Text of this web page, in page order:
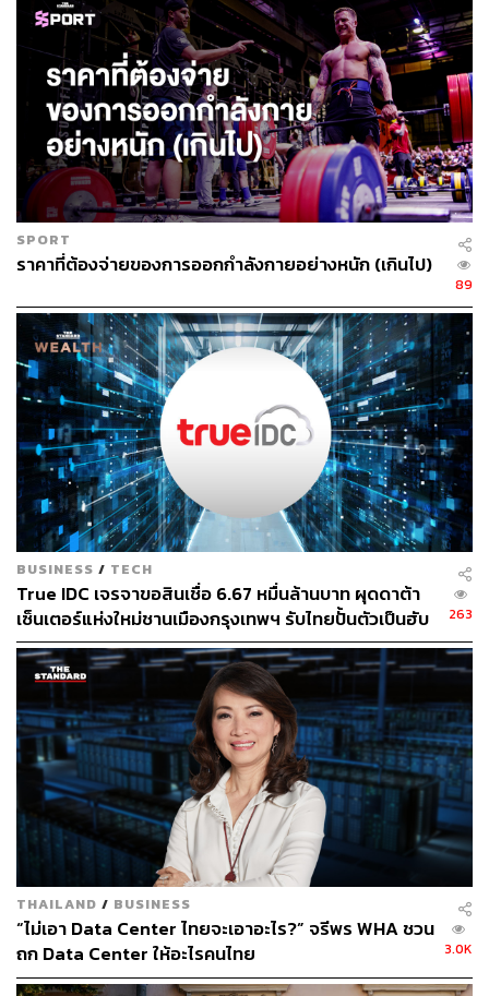
โมเดลธุรกิจที่ต่างจาก Whoop
หน้าตาของ Fitbit Air ละม้ายคล้ายกับอุปกรณ์ของ Whoop
คือเป็นสายผ้านุ่มที่มีชุดแบตเตอรี่และเซ็นเซอร์ติดอยู่ด้านล่าง
แต่ความแตกต่างใหญ่อยู่ที่โมเดลธุรกิจ Google เก็บค่า
ฮาร์ดแวร์ครั้งเดียว พร้อมค่าสมัครสมาชิก Google Health
แบบไม่บังคับ เดือนละ 10 ดอลลาร์ (ราว 322 บาท) ขณะที่
Whoop ไม่คิดค่าฮาร์ดแวร์ แต่เก็บค่าสมาชิกรายปี เริ่มต้นที่
200 ดอลลาร์ (ราว 6,436 บาท)
เมื่อเทียบกับคู่แข่งรายอื่น Fitbit Air ยังมีราคาต่ำกว่า Oura
Ring จาก Oura Health ที่เริ่มต้น 349 ดอลลาร์ (ราว 11,231
บาท) และ Apple Watch SE 3 รุ่นถูกที่สุดของ Apple ที่ 249
ดอลลาร์ (ราว 8,013 บาท) รวมถึง Pixel Watch 4 ของ
Google เองที่ราคา 349 ดอลลาร์ (ราว 11,231 บาท)
Google ยังเปิดตัว Google Health Coach โค้ชด้านฟิตเนส,
การนอน และสุขภาพแบบครบในที่เดียวที่ขับเคลื่อนด้วย
Gemini ซึ่งเปิดให้ใช้สำหรับสมาชิก Google Health Premium
ทำหน้าที่ออกแบบโปรแกรมการออกกำลังกายเฉพาะบุคคล
วิเคราะห์พฤติกรรมการนอน และอื่นๆ โดยจะเปิดอย่างเป็น
ทางการวันที่ 19 พฤษภาคม
ริชิ จันทรา ผู้ดูแลธุรกิจอุปกรณ์สวมใส่และสุขภาพของ
Google ระบุในการสัมภาษณ์ว่า การเปิดตัว Fitbit Air คือจุด
เริ่มต้นการกลับมาของ Fitbit หลังเงียบหายไปหลายปี โดยเขา
มอง Fitbit เป็นแบรนด์ที่จะใช้ทำตลาดกับผู้บริโภคทั่วไป ซึ่ง
ใช้งานได้ทั้งบน iOS และ Android ส่วน Pixel Watch จะ
วางตัวให้กับกลุ่มผู้ใช้ที่ผูกพันกับ Pixel และ Android อยู่แล้ว
“เราเชื่อว่าคลื่นนวัตกรรมต่อไปของเทคโนโลยีสวมใส่ จะก้าว
ข้ามจากการให้ข้อมูลเฉยๆ ไปสู่การช่วยให้คุณตีความและ
ลงมือทำตามข้อมูลเหล่านั้นได้” จันทรากล่าว
SPORT
ราคาที่ต้องจ่ายของการออกกำลังกายอย่างหนัก (เกินไป)
89
BUSINESS / TECH
True IDC เจรจาขอสินเชื่อ 6.67 หมื่นล้านบาท ผุดดาต้า
เซ็นเตอร์แห่งใหม่ชานเมืองกรุงเทพฯ รับไทยปั้นตัวเป็นฮับ
AI ภูมิภาค
263
THAILAND / BUSINESS
“ไม่เอา Data Center ไทยจะเอาอะไร?” จรีพร WHA ชวน
ถก Data Center ให้อะไรคนไทย
3.0K